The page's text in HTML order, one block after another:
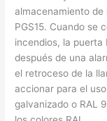
almacenamiento de
PGS15. Cuando se
incendios, la
después de una
el retroceso de la
accionar para el
galvanizado o RAL